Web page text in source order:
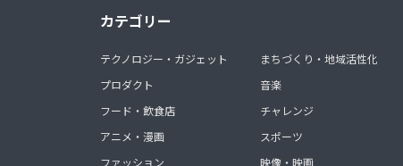
カテゴリー
テクノロジー・ガジェット
プロダクト
フード・飲食店
アニメ・漫画
ファッション
まちづくり・地域活性化
音楽
チャレンジ
スポーツ
映像・映画